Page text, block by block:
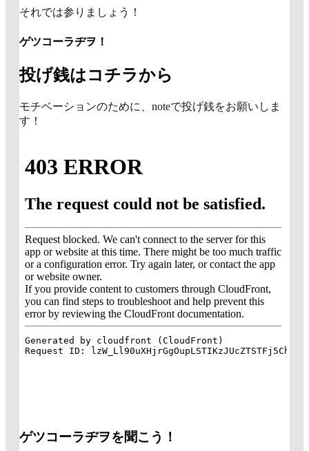
それでは参りましょう！
ゲツコーラヂヲ！
投げ銭はコチラから
モチベーションのために、noteで投げ銭をお願いしま
す！
ゲツコーラヂヲを聞こう！